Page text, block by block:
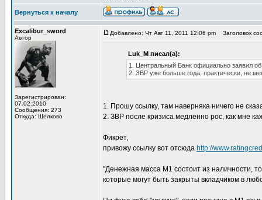
Вернуться к началу
Excalibur_sword
Автор
Зарегистрирован:
07.02.2010
Сообщения: 273
Откуда: Щелково
Добавлено: Чт Авг 11, 2011 12:06 pm Заголовок
Luk_M писал(а):
1. Центральный Банк официально заявил
2. ЗВР уже больше года, практически, не
1. Прошу ссылку, там наверняка ничего не
2. ЗВР после кризиса медленно рос, как мне
Фикрет,
привожу ссылку вот отсюда http://
"Денежная масса М1 состоит из наличности,
которые могут быть закрыты вкладчиком в